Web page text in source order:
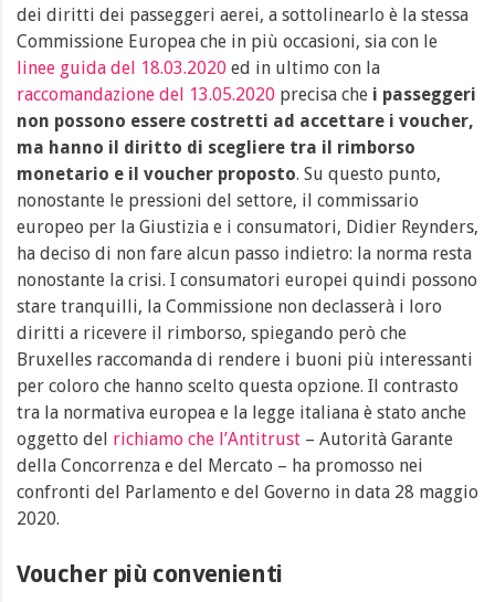
dei diritti dei passeggeri aerei, a sottolinearlo è la stessa
Commissione Europea che in più occasioni, sia con le
linee guida del 18.03.2020 ed in ultimo con la
raccomandazione del 13.05.2020 precisa che i passeggeri
non possono essere costretti ad accettare i voucher,
ma hanno il diritto di scegliere tra il rimborso
monetario e il voucher proposto. Su questo punto,
nonostante le pressioni del settore, il commissario
europeo per la Giustizia e i consumatori, Didier Reynders,
ha deciso di non fare alcun passo indietro: la norma resta
nonostante la crisi. I consumatori europei quindi possono
stare tranquilli, la Commissione non declasserà i loro
diritti a ricevere il rimborso, spiegando però che
Bruxelles raccomanda di rendere i buoni più interessanti
per coloro che hanno scelto questa opzione. Il contrasto
tra la normativa europea e la legge italiana è stato anche
oggetto del richiamo che l’Antitrust – Autorità Garante
della Concorrenza e del Mercato – ha promosso nei
confronti del Parlamento e del Governo in data 28 maggio
2020.
Voucher più convenienti